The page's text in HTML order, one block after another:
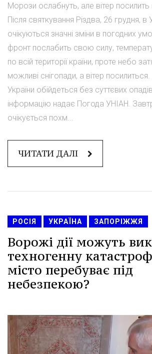
Морози ослабнуть, але вітер посилить
Після святкування Різдва, 26 грудня, в
очікуються значні зміни в погодних
фронт послабить свою силу,
по всій території країни, проте небо
можливі снігопади, а вітер
України обійдеться без суттєвих
інформацію надає Погода УНІАН.
очікується похм...
ЧИТАТИ ДАЛІ
РОСІЯ УКРАЇНА ЗАПОРІЖЖЯ
Ворожі дії можуть
техногенну
місто перебуває під
небезпекою?